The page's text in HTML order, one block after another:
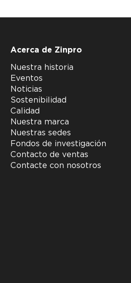
Acerca de Zinpro
Nuestra historia
Eventos
Noticias
Sostenibilidad
Calidad
Nuestra marca
Nuestras sedes
Fondos de investigación
Contacto de ventas
Contacte con nosotros